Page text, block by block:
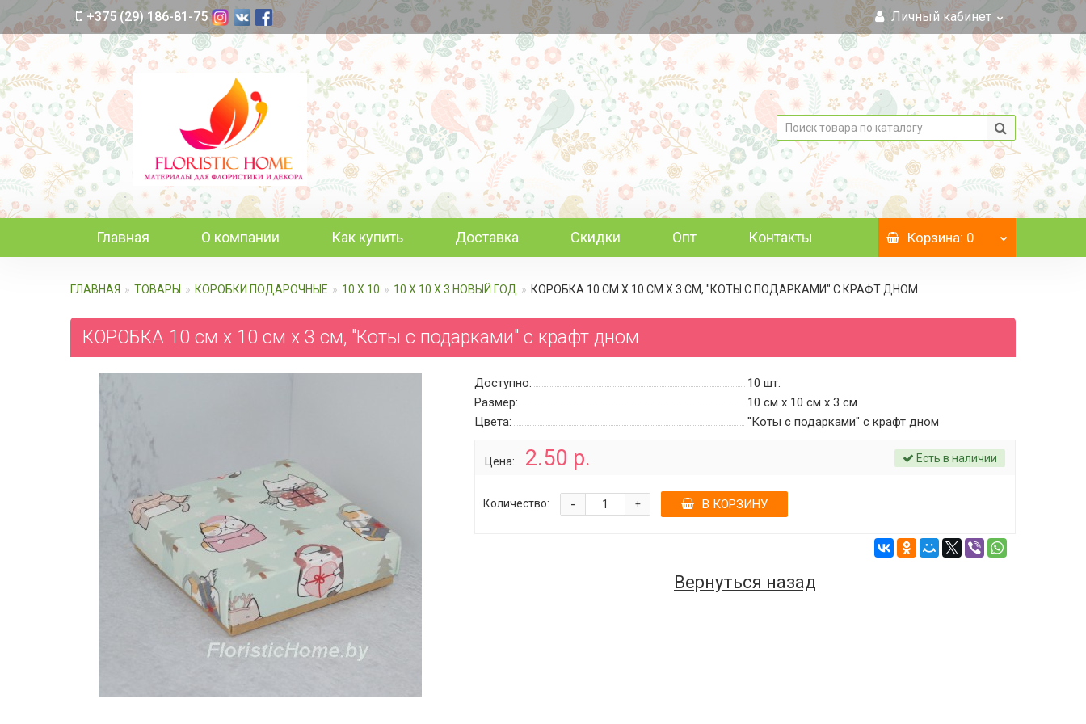
+375 (29) 186-81-75 Личный кабинет
Главная О компании Как купить Доставка Скидки Опт Контакты Корзина: 0
ГЛАВНАЯ ТОВАРЫ КОРОБКИ ПОДАРОЧНЫЕ 10 Х 10 10 Х 10 Х 3 НОВЫЙ ГОД КОРОБКА 10 СМ Х 10 СМ Х 3 СМ, "КОТЫ С ПОДАРКАМИ" C КРАФТ ДНОМ
КОРОБКА 10 см х 10 см х 3 см, "Коты с подарками" c крафт дном
Доступно: 10 шт.
Размер:
10 см х 10 см х 3 см
Цвета:
"Коты с подарками" c крафт дном
Цена: 2.50 р. Есть в наличии
Количество: +
- В КОРЗИНУ
Вернуться назад